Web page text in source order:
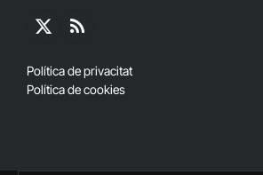
X
RSS
Política de privacitat
Política de cookies